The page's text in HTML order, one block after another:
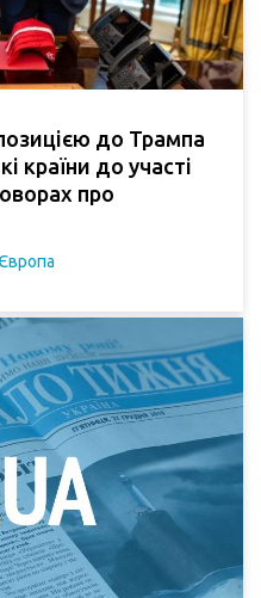
до Трампа
країни до участі
про
Європа